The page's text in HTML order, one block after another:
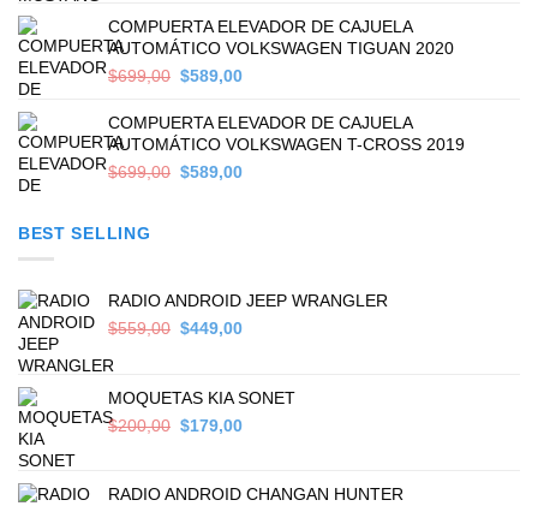
$599,00.$450,00.
COMPUERTA ELEVADOR DE CAJUELA
AUTOMÁTICO VOLKSWAGEN TIGUAN 2020
$699,00 Original
was:
$699,00.
$589,00Current
is:
$589,00.
COMPUERTA ELEVADOR DE CAJUELA
AUTOMÁTICO VOLKSWAGEN T-CROSS 2019
$699,00 Original
$589,00Current
BEST SELLING
RADIO ANDROID JEEP WRANGLER
$559,00 Original
$559,00.
$449,00Current
$449,00.
MOQUETAS KIA SONET
$200,00 Original
$200,00.
$179,00Current
$179,00.
RADIO ANDROID CHANGAN HUNTER